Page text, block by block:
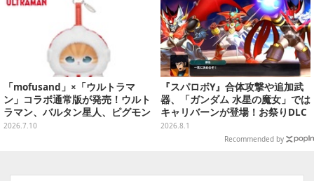
「mofusand」×「ウルトラマ
ン」コラボ通常版が発売！ウルト
ラマン、バルタン星人、ピグモン
のコスチュームを着た“にゃん
2026.7.10
『スパロボY』合体攻撃や追加武
器、「ガンダム 水星の魔女」では
キャリバーンが登場！お祭りDLC
「アニバーサリーエキスパンショ
ンパック」8月5日配信
2026.8.1
Recommended by